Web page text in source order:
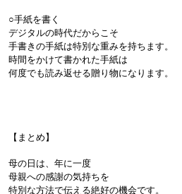
○手紙を書く
デジタルの時代だからこそ
手書きの手紙は特別な重みを持ちます。
時間をかけて書かれた手紙は
何度でも読み返せる贈り物になります。
【まとめ】
母の日は、年に一度
母親への感謝の気持ちを
特別な方法で伝える絶好の機会です。